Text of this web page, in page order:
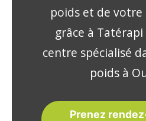
poids et de
grâce à
centre spécialisé
poids à
Prenez